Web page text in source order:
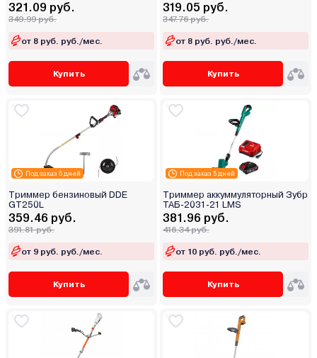
321.09 руб.
349.99 руб.
от 8 руб. руб./мес.
Купить
319.05 руб.
347.76 руб.
от 8 руб. руб./мес.
Купить
Под заказ 5 дней
Триммер бензиновый DDE
GT250L
359.46 руб.
391.81 руб.
от 9 руб. руб./мес.
Купить
Под заказ 5 дней
Триммер аккуммуляторный Зубр
ТАБ-2031-21 LMS
381.96 руб.
416.34 руб.
от 10 руб. руб./мес.
Купить